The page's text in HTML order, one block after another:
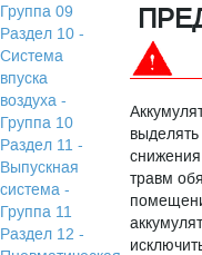
Группа 09
Раздел 10 -
Система
впуска
воздуха -
Группа 10
Раздел 11 -
Выпускная
система -
Группа 11
Раздел 12 -
травм